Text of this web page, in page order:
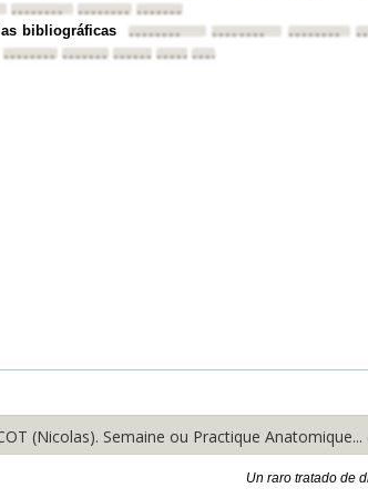
•••••••• •••••••• ••••••••
bibliográficas •••••••• •••••••• ••••••••
•••••••• ••••••••••••••••••••••••••••••••
(Nicolas). Semaine ou Practique Anatomique...
Un raro tratado de